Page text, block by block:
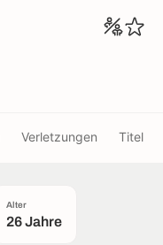
Verletzungen Titel
Alter
26 Jahre